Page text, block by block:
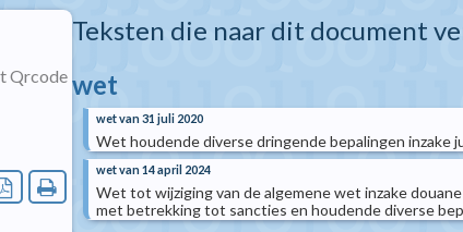
Teksten die naar dit document
wet
wet van 31 juli 2020
Wet houdende diverse dringende bepalingen inzake
wet van 14 april 2024
Wet tot wijziging van de algemene wet inzake
met betrekking tot sancties en houdende diverse